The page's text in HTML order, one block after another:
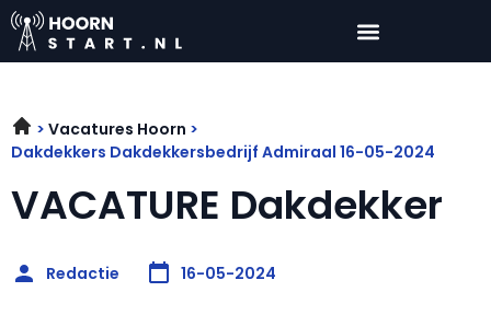
Vacatures Hoorn
Dakdekkers Dakdekkersbedrijf Admiraal 16-05-2024
VACATURE Dakdekker
Redactie 16-05-2024